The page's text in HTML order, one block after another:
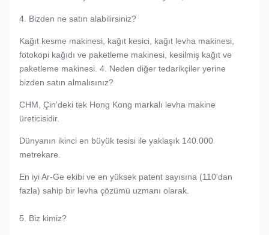
4. Bizden ne satın alabilirsiniz?
Kağıt kesme makinesi, kağıt kesici, kağıt levha makinesi,
fotokopi kağıdı ve paketleme makinesi, kesilmiş kağıt ve
paketleme makinesi. 4. Neden diğer tedarikçiler yerine
bizden satın almalısınız?
CHM, Çin'deki tek Hong Kong markalı levha makine
üreticisidir.
Dünyanın ikinci en büyük tesisi ile yaklaşık 140.000
metrekare.
En iyi Ar-Ge ekibi ve en yüksek patent sayısına (110'dan
fazla) sahip bir levha çözümü uzmanı olarak.
5. Biz kimiz?